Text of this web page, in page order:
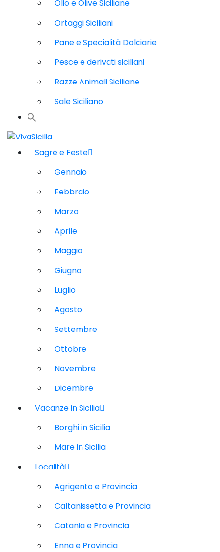
Olio e Olive Siciliane
Ortaggi Siciliani
Pane e Specialità Dolciarie
Pesce e derivati siciliani
Razze Animali Siciliane
Sale Siciliano
Sagre e Feste
Gennaio
Febbraio
Marzo
Aprile
Maggio
Giugno
Luglio
Agosto
Settembre
Ottobre
Novembre
Dicembre
Vacanze in Sicilia
Borghi in Sicilia
Mare in Sicilia
Località
Agrigento e Provincia
Caltanissetta e Provincia
Catania e Provincia
Enna e Provincia